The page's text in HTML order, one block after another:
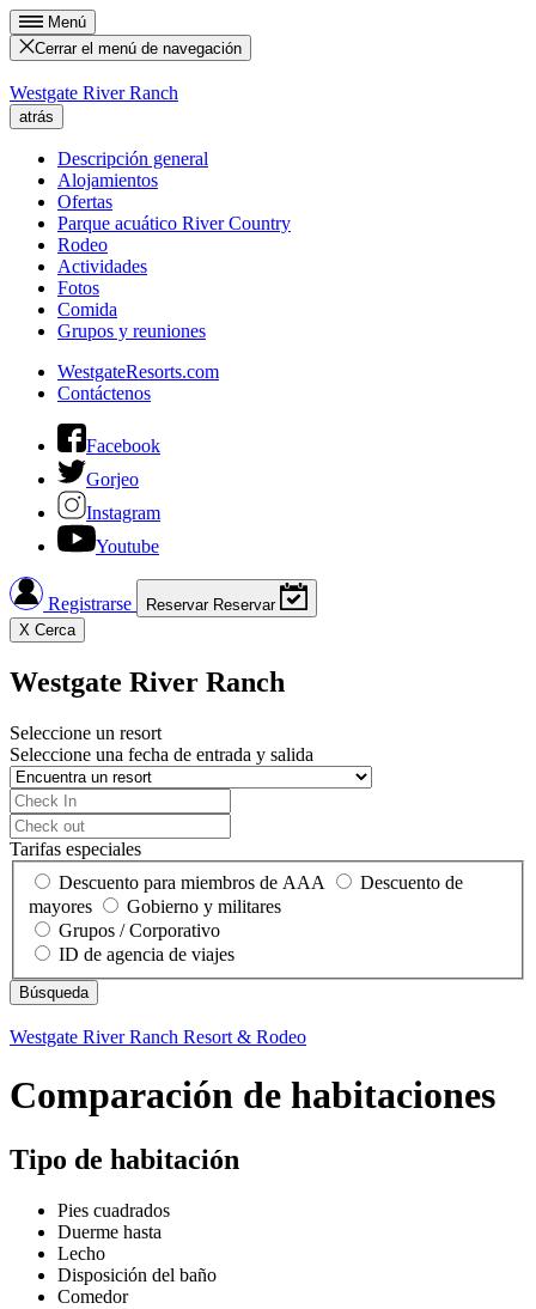
Menú
Cerrar el menú de navegación
Westgate River Ranch
atrás
Descripción general
Alojamientos
Ofertas
Parque acuático River Country
Rodeo
Actividades
Fotos
Comida
Grupos y reuniones
WestgateResorts.com
Contáctenos
Facebook
Gorjeo
Instagram
Youtube
Registrarse Reservar Reservar
X Cerca
Westgate River Ranch
Seleccione un resort
Seleccione una fecha de entrada y salida
Tarifas especiales
Descuento para miembros de AAA
Descuento de
mayores
Gobierno y militares
Grupos / Corporativo
ID de agencia de viajes
Westgate River Ranch Resort & Rodeo
Comparación de habitaciones
Tipo de habitación
Pies cuadrados
Duerme hasta
Lecho
Disposición del baño
Comedor